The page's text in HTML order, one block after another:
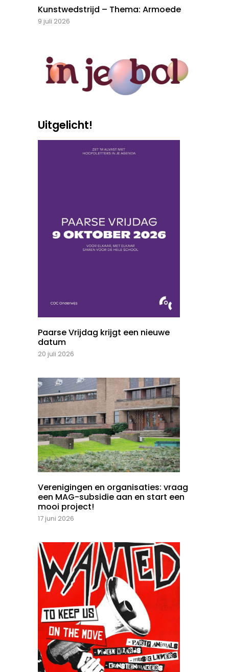
Kunstwedstrijd – Thema: Armoede
9 juli 2026
Uitgelicht!
Paarse Vrijdag krijgt een nieuwe
datum
20 juli 2026
Verenigingen en organisaties: vraag
een MAG-subsidie aan en start een
mooi project!
17 juni 2026